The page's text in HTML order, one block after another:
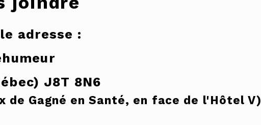
adresse :
J8T 8N6
de Gagné en Santé, en face de l'Hôtel V)